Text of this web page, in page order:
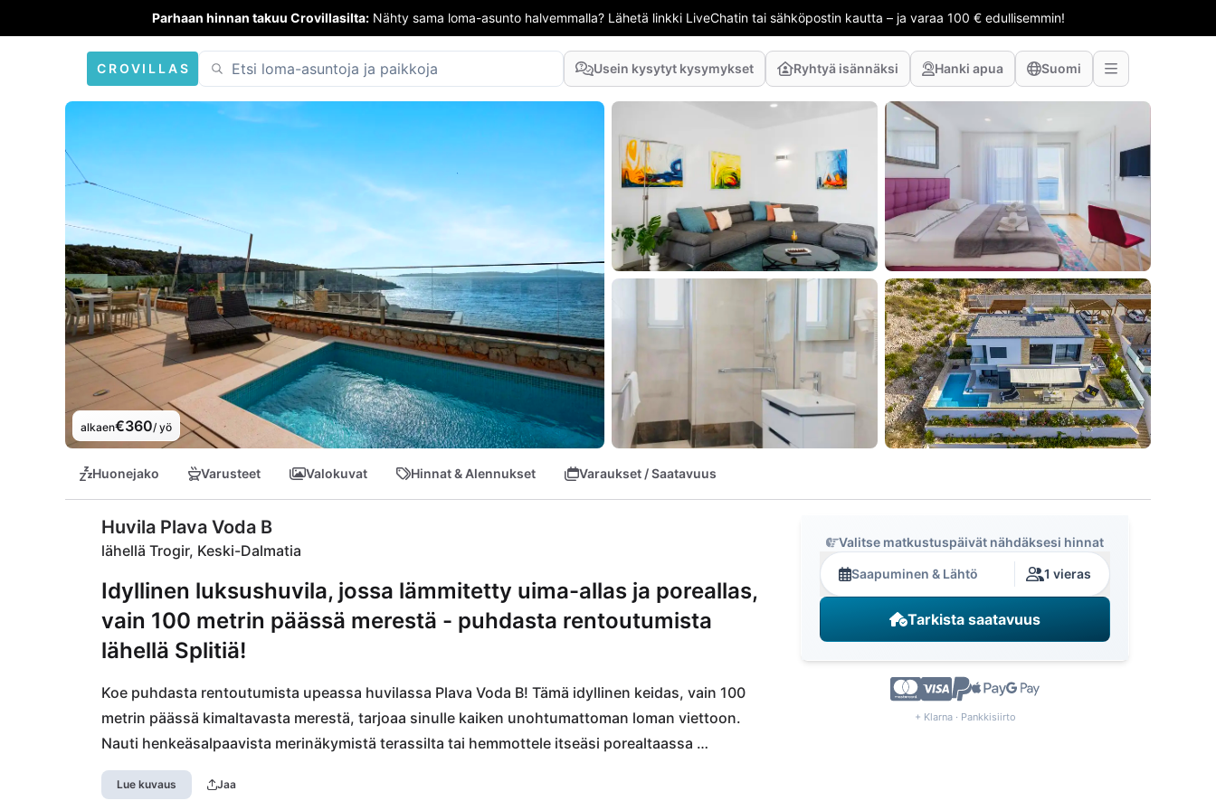
Parhaan hinnan takuu Crovillasilta: Nähty sama loma-asunto halvemmalla? Lähetä linkki LiveChatin tai sähköpostin kautta – ja varaa 100 € edullisemmin!
CROVILLAS Usein kysytyt kysymykset Ryhtyä isännäksi Hanki apua Suomi
alkaen€360/ yö
Huonejako Varusteet Valokuvat Hinnat & Alennukset Varaukset / Saatavuus
Huvila Plava Voda B
lähellä Trogir, Keski-Dalmatia
Idyllinen luksushuvila, jossa lämmitetty uima-allas ja poreallas,
vain 100 metrin päässä merestä - puhdasta rentoutumista
lähellä Splitiä!
Koe puhdasta rentoutumista upeassa huvilassa Plava Voda B! Tämä idyllinen keidas, vain 100
metrin päässä kimaltavasta merestä, tarjoaa sinulle kaiken unohtumattoman loman viettoon.
Nauti henkeäsalpaavista merinäkymistä terassilta tai hemmottele itseäsi porealtaassa
varustetussa ulkouima-altaassa. Rauhallinen sijainti lähellä Splitiä lupaa täydellistä
rentoutumista.
Lue kuvaus Jaa
Valitse matkustuspäivät nähdäksesi hinnat
Saapuminen & Lähtö 1 vieras
Tarkista saatavuus
+ Klarna · Pankkisiirto